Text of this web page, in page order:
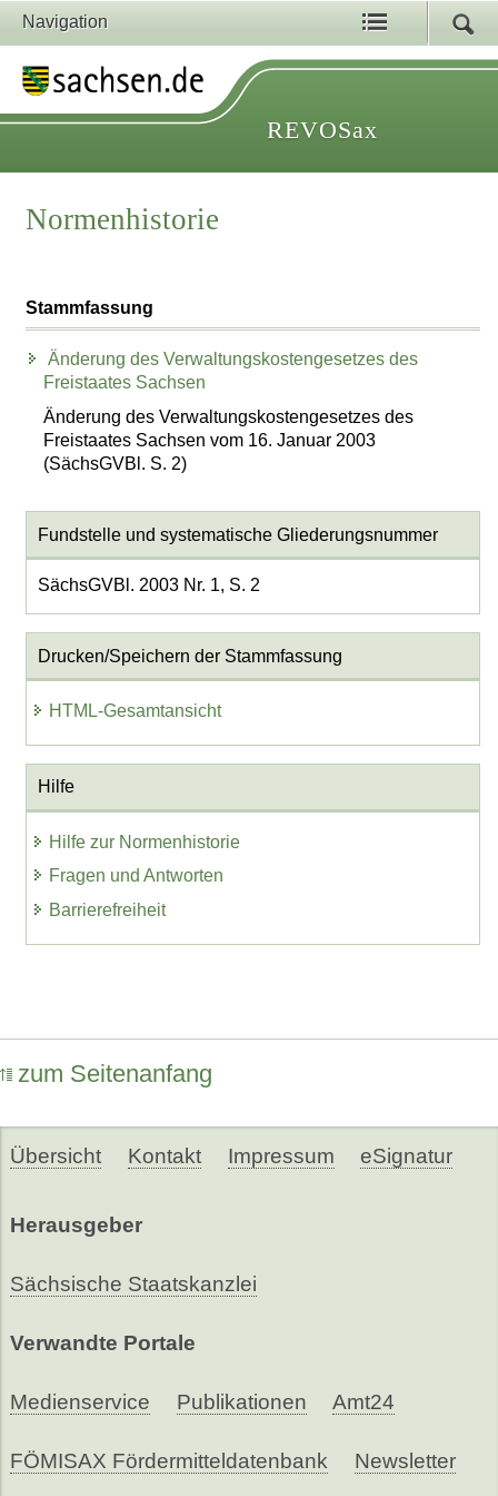
Navigation
REVOSax
Normenhistorie
Stammfassung
Änderung des Verwaltungskostengesetzes des
Freistaates Sachsen
Änderung des Verwaltungskostengesetzes des
Freistaates Sachsen vom 16. Januar 2003
(SächsGVBl. S. 2)
Fundstelle und systematische Gliederungsnummer
SächsGVBl. 2003 Nr. 1, S. 2
Drucken/Speichern der Stammfassung
HTML-Gesamtansicht
Hilfe
Hilfe zur Normenhistorie
Fragen und Antworten
Barrierefreiheit
zum Seitenanfang
Übersicht Kontakt Impressum eSignatur
Herausgeber
Sächsische Staatskanzlei
Verwandte Portale
Medienservice Publikationen Amt24
FÖMISAX Fördermitteldatenbank Newsletter